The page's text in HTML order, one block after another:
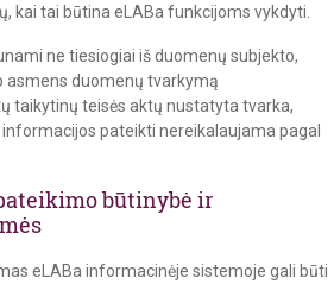
kai tai būtina eLABa funkcijoms vykdyti.
ne tiesiogiai iš duomenų subjekto,
asmens duomenų tvarkymą
taikytinų teisės aktų nustatyta tvarka,
pateikti nereikalaujama pagal
būtinybė ir
eLABa informacinėje sistemoje gali būti